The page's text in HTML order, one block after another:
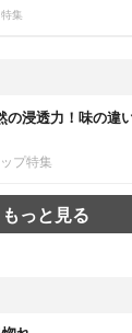
集
の浸透力！味の違
プ特集
もっと見る